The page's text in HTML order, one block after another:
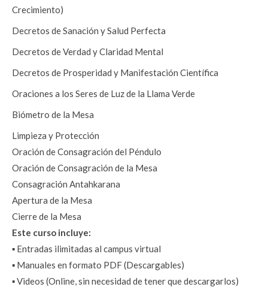
Crecimiento)
Decretos de Sanación y Salud Perfecta
Decretos de Verdad y Claridad Mental
Decretos de Prosperidad y Manifestación Científica
Oraciones a los Seres de Luz de la Llama Verde
Biómetro de la Mesa
Limpieza y Protección
Oración de Consagración del Péndulo
Oración de Consagración de la Mesa
Consagración Antahkarana
Apertura de la Mesa
Cierre de la Mesa
Este curso incluye:
▪️ Entradas ilimitadas al campus virtual
▪️ Manuales en formato PDF (Descargables)
▪️ Videos (Online, sin necesidad de tener que descargarlos)